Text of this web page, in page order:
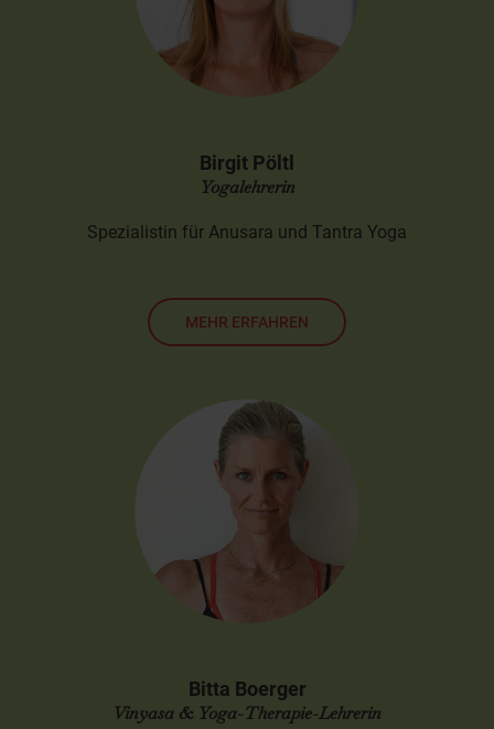
Birgit Pöltl
Yogalehrerin
Spezialistin für Anusara und Tantra Yoga
MEHR ERFAHREN
Bitta Boerger
Vinyasa & Yoga-Therapie-Lehrerin